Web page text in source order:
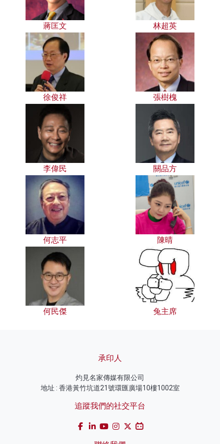
蔣匡文 林超英
徐俊祥 張樹槐
李偉民 關品方
何志平 陳晴
何民傑 兔主席
承印人
灼見名家傳媒有限公司
地址 : 香港黃竹坑道21號環匯廣場10樓1002室
追蹤我們的社交平台